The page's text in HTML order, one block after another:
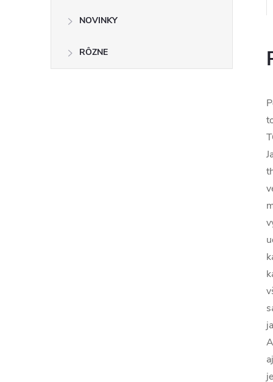
NOVINKY
RÔZNE